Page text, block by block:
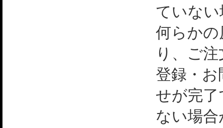
ていない
何らか
り、ご
登録・
せが完
ない場